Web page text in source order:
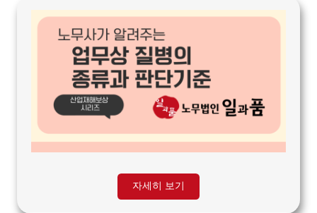
자세히 보기